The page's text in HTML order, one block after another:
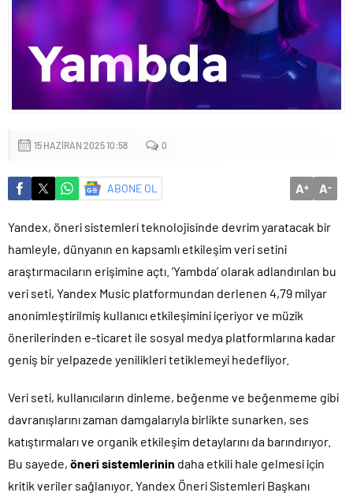
Başkan Altay: ‘Bosna Hersek Mahallemizdeki Fera Şubemizi
bu yıl itibariyle açmayı planlıyoruz’
15 HAZIRAN 2025 10:58 0
ABONE OL A+ A-
Yandex, öneri sistemleri teknolojisinde devrim yaratacak bir
hamleyle, dünyanın en kapsamlı etkileşim veri setini
araştırmacıların erişimine açtı. ‘Yambda’ olarak adlandırılan bu
veri seti, Yandex Music platformundan derlenen 4,79 milyar
anonimleştirilmiş kullanıcı etkileşimini içeriyor ve müzik
önerilerinden e-ticaret ile sosyal medya platformlarına kadar
geniş bir yelpazede yenilikleri tetiklemeyi hedefliyor.
Veri seti, kullanıcıların dinleme, beğenme ve beğenmeme gibi
davranışlarını zaman damgalarıyla birlikte sunarken, ses
katıştırmaları ve organik etkileşim detaylarını da barındırıyor.
Bu sayede, öneri sistemlerinin daha etkili hale gelmesi için
kritik veriler sağlanıyor. Yandex Öneri Sistemleri Başkanı